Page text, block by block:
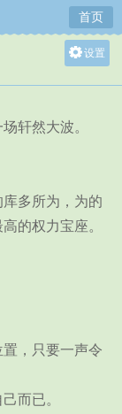
首页
设置
中
轩然大波。
多所为，为的
的权力宝座。
，只要一声令
而已。